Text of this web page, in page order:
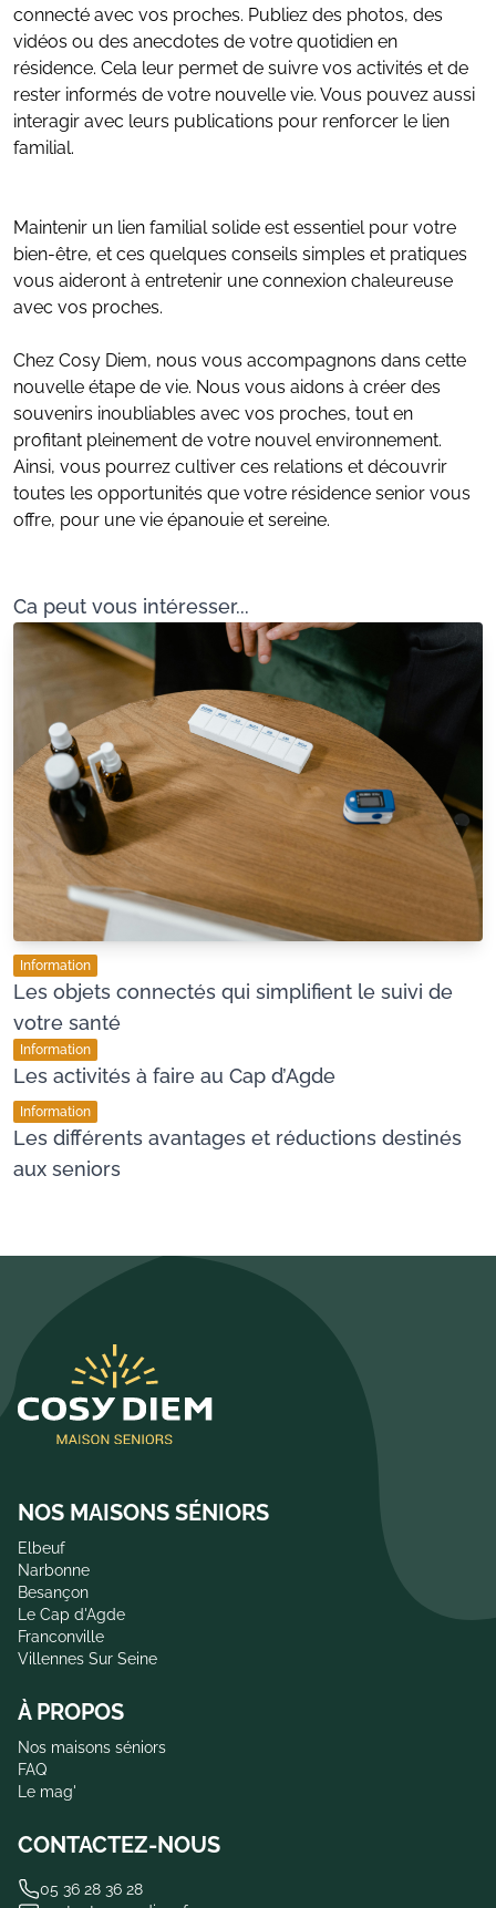
connecté avec vos proches. Publiez des photos, des
vidéos ou des anecdotes de votre quotidien en
résidence. Cela leur permet de suivre vos activités et de
rester informés de votre nouvelle vie. Vous pouvez aussi
interagir avec leurs publications pour renforcer le lien
familial.
Maintenir un lien familial solide est essentiel pour votre
bien-être, et ces quelques conseils simples et pratiques
vous aideront à entretenir une connexion chaleureuse
avec vos proches.
Chez Cosy Diem, nous vous accompagnons dans cette
nouvelle étape de vie. Nous vous aidons à créer des
souvenirs inoubliables avec vos proches, tout en
profitant pleinement de votre nouvel environnement.
Ainsi, vous pourrez cultiver ces relations et découvrir
toutes les opportunités que votre résidence senior vous
offre, pour une vie épanouie et sereine.
Ca peut vous intéresser...
Information
Les objets connectés qui simplifient le suivi de
votre santé
Information
Les activités à faire au Cap d’Agde
Information
Les différents avantages et réductions destinés
aux seniors
NOS MAISONS SÉNIORS
Elbeuf
Narbonne
Besançon
Le Cap d'Agde
Franconville
Villennes Sur Seine
À PROPOS
Nos maisons séniors
FAQ
Le mag'
CONTACTEZ-NOUS
05 36 28 36 28